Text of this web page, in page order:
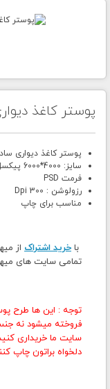
پوستر کاغذ
پوستر کاغذ دیواری
سایز: 4000*6000 پیکسل
فرمت PSD
رزولوشن : 300 Dpi
مناسب برای چاپ
با خرید اشتراک از
تمامی سایت های
توجه : این ها طرح
فروخته میشود نه
سایت ما خریداری
دلخواه براتون چاپ